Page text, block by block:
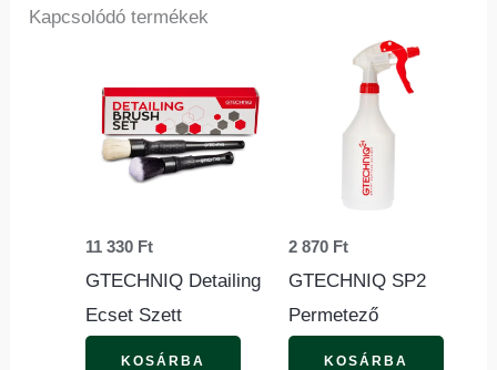
Kapcsolódó termékek
11 330 Ft
GTECHNIQ Detailing
Ecset Szett
KOSÁRBA
2 870 Ft
GTECHNIQ SP2
Permetező
KOSÁRBA